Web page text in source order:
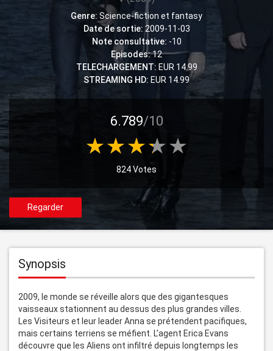
Genre: Science-fiction et fantasy
Date de sortie: 2009-11-03
Note consultative: -10
Episodes:12
TELECHARGEMENT: EUR 14.99
STREAMING HD: EUR 14.99
6.789/10
824 Votes
Regarder
Synopsis
2009, le monde se réveille alors que des gigantesques
vaisseaux stationnent au dessus des plus grandes villes.
Les Visiteurs et leur leader Anna se prétendent pacifiques,
mais certains terriens se méfient. L’agent Erica Evans
découvre que les Aliens ont infiltré depuis longtemps les